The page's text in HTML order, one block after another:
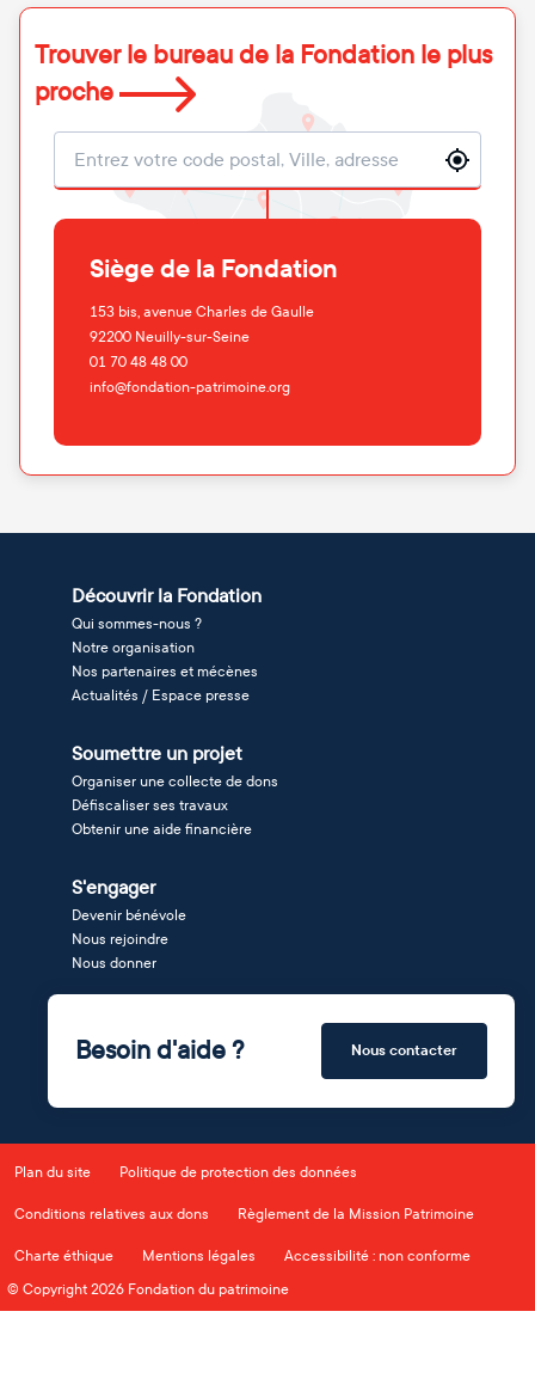
Trouver le bureau de la Fondation le plus
proche
Localisation
Siège de la Fondation
153 bis, avenue Charles de Gaulle
92200 Neuilly-sur-Seine
01 70 48 48 00
info@fondation-patrimoine.org
Découvrir la Fondation
Qui sommes-nous ?
Notre organisation
Nos partenaires et mécènes
Actualités / Espace presse
Soumettre un projet
Organiser une collecte de dons
Défiscaliser ses travaux
Obtenir une aide financière
S'engager
Devenir bénévole
Nous rejoindre
Nous donner
Besoin d'aide ? Nous contacter
Plan du site Politique de protection des données
Conditions relatives aux dons Règlement de la Mission Patrimoine
Charte éthique Mentions légales
Accessibilité : non conforme
© Copyright 2026 Fondation du patrimoine